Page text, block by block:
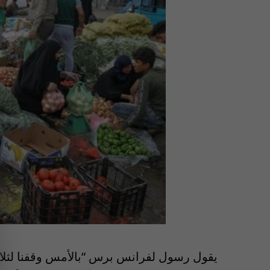
يقول رسول لفرانس برس “بالأمس وقفنا